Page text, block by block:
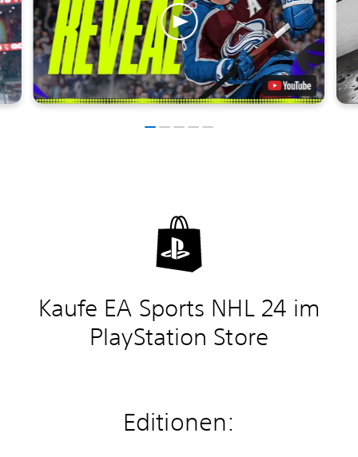
Kaufe EA Sports NHL 24 im
PlayStation Store
Editionen: